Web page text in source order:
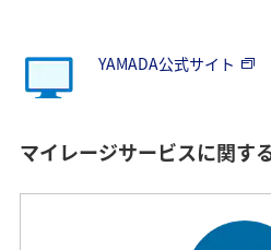
YAMADA公式サイト
マイレージサービスに関す